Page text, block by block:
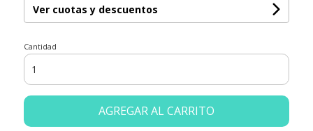
Ver cuotas y descuentos
Cantidad
AGREGAR AL CARRITO